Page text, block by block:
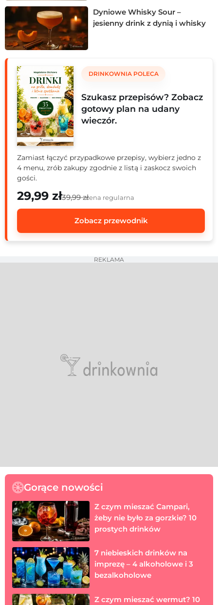
Dyniowe Whisky Sour –
jesienny drink z dynią i whisky
DRINKOWNIA POLECA
Szukasz przepisów? Zobacz
gotowy plan na udany
wieczór.
Zamiast łączyć przypadkowe przepisy, wybierz jedno z
4 menu, zrób zakupy zgodnie z listą i zaskocz swoich
gości.
29,99 zł39,99 złcena regularna
Zobacz przewodnik
REKLAMA
Gorące nowości
Z czym mieszać Campari,
żeby nie było za gorzkie? 10
prostych drinków
7 niebieskich drinków na
imprezę – 4 alkoholowe i 3
bezalkoholowe
Z czym mieszać wermut? 10